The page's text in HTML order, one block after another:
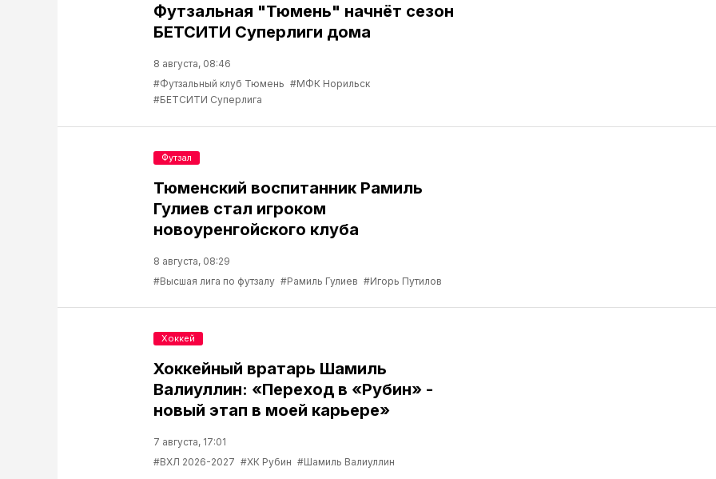
Футзальная "Тюмень" начнёт сезон
БЕТСИТИ Суперлиги дома
8 августа, 08:46
#Футзальный клуб Тюмень #МФК Норильск
#БЕТСИТИ Суперлига
Тюменский воспитанник Рамиль
Гулиев стал игроком
новоуренгойского клуба
8 августа, 08:29
#Высшая лига по футзалу #Рамиль Гулиев #Игорь Путилов
Футзал
Хоккейный вратарь Шамиль
Валиуллин: «Переход в «Рубин» -
новый этап в моей карьере»
7 августа, 17:01
#ВХЛ 2026-2027 #ХК Рубин #Шамиль Валиуллин
Хоккей